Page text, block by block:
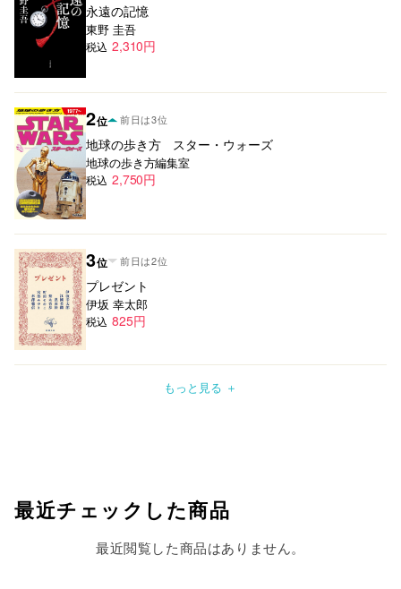
永遠の記憶
東野 圭吾
税込 2,310円
2位 前日は3位
地球の歩き方 スター・ウォーズ
地球の歩き方編集室
税込 2,750円
3位 前日は2位
プレゼント
伊坂 幸太郎
税込 825円
もっと見る ＋
最近チェックした商品
最近閲覧した商品はありません。